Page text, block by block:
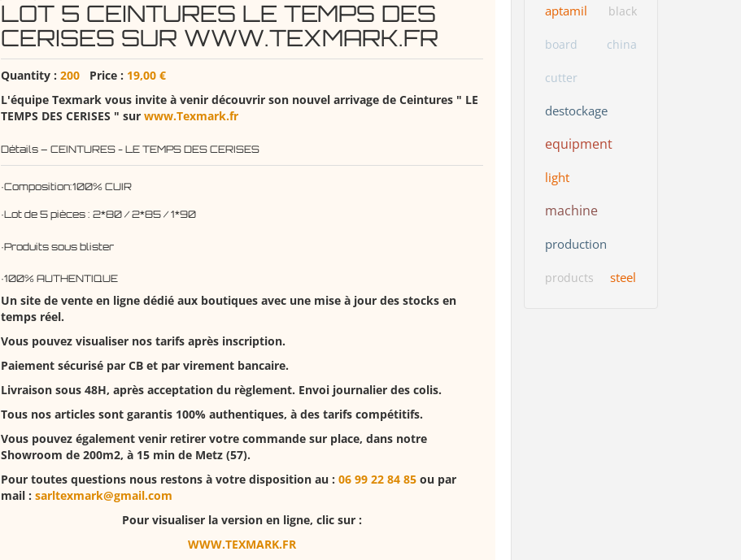
LOT 5 CEINTURES LE TEMPS DES
CERISES SUR WWW.TEXMARK.FR
Quantity : 200Price : 19,00 €
L'équipe Texmark vous invite à venir découvrir son nouvel arrivage de Ceintures " LE
TEMPS DES CERISES " sur www.Texmark.fr
Détails – CEINTURES - LE TEMPS DES CERISES
·Composition:100% CUIR
·Lot de 5 pièces : 2*80 / 2*85 / 1*90
·Produits sous blister
·100% AUTHENTIQUE
Un site de vente en ligne dédié aux boutiques avec une mise à jour des stocks en
temps réel.
Vous pouvez visualiser nos tarifs après inscription.
Paiement sécurisé par CB et par virement bancaire.
Livraison sous 48H, après acceptation du règlement. Envoi journalier des colis.
Tous nos articles sont garantis 100% authentiques, à des tarifs compétitifs.
Vous pouvez également venir retirer votre commande sur place, dans notre
Showroom de 200m2, à 15 min de Metz (57).
Pour toutes questions nous restons à votre disposition au : 06 99 22 84 85ou par
mail : sarltexmark@gmail.com
Pour visualiser la version en ligne, clic sur :
WWW.TEXMARK.FR
aptamil black
board china
cutter
destockage
equipment
light
machine
production
products steel